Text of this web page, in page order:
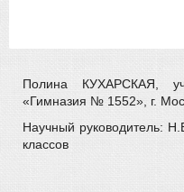
Полина КУХАРСКАЯ,
«Гимназия № 1552», г.
Научный руководитель:
классов